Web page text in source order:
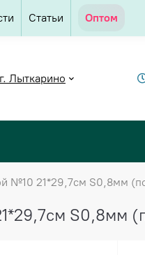
Статьи Оптом
Лыткарино
№10 21*29,7см S0,8мм
S0,8мм